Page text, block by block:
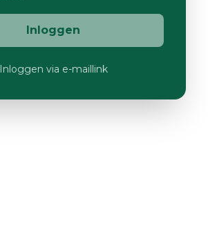
Inloggen
Inloggen via e-maillink